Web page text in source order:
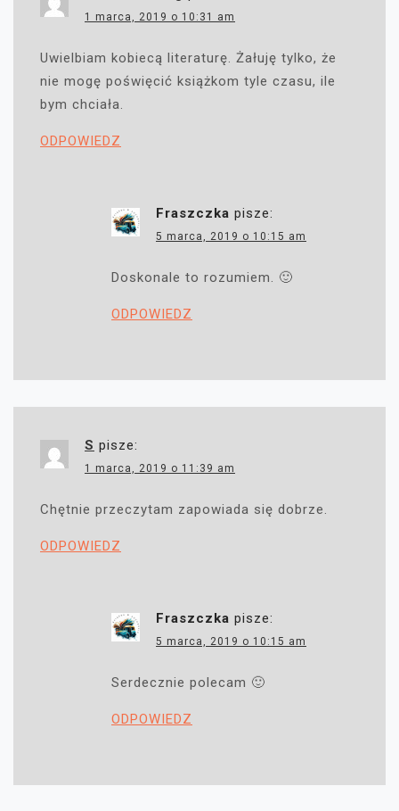
1 marca, 2019 o 10:31 am
Uwielbiam kobiecą literaturę. Żałuję tylko, że
nie mogę poświęcić książkom tyle czasu, ile
bym chciała.
ODPOWIEDZ
Fraszczka pisze:
5 marca, 2019 o 10:15 am
Doskonale to rozumiem. 🙂
ODPOWIEDZ
S pisze:
1 marca, 2019 o 11:39 am
Chętnie przeczytam zapowiada się dobrze.
ODPOWIEDZ
Fraszczka pisze:
5 marca, 2019 o 10:15 am
Serdecznie polecam 🙂
ODPOWIEDZ